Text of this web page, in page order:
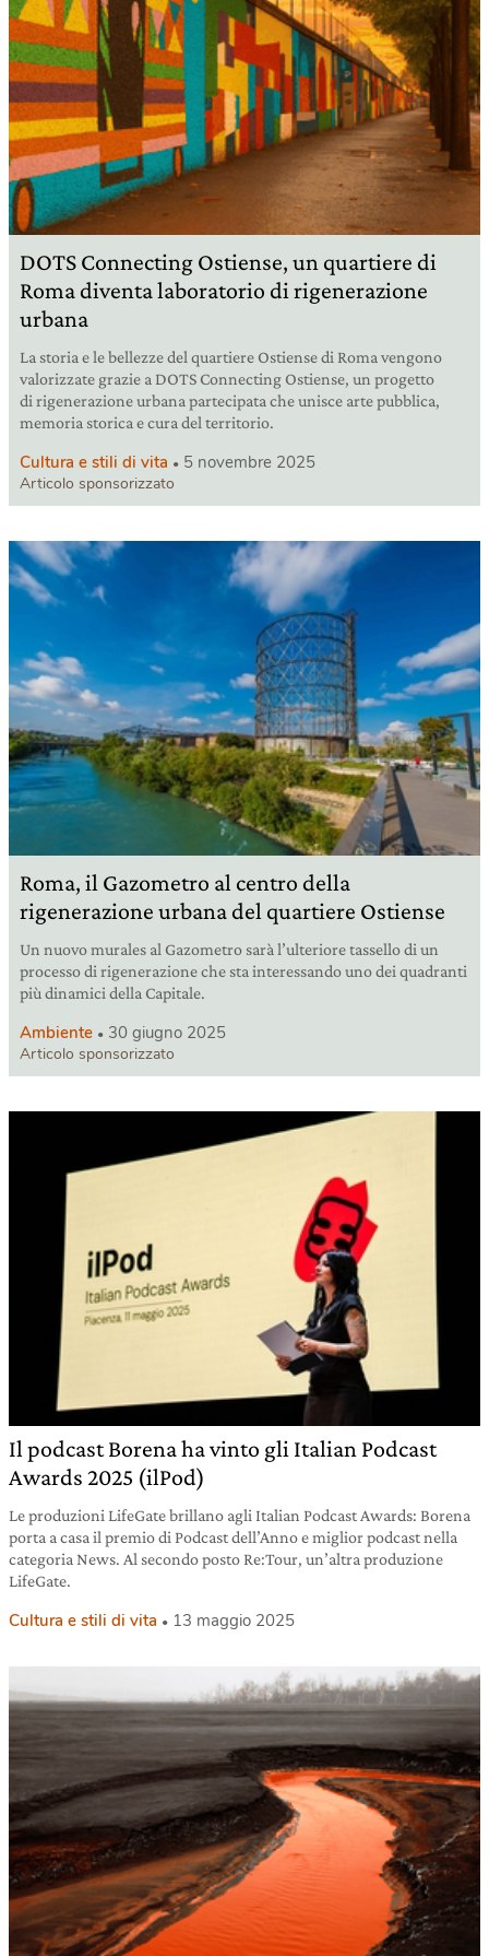
DOTS Connecting Ostiense, un quartiere di
Roma diventa laboratorio di rigenerazione
urbana
La storia e le bellezze del quartiere Ostiense di Roma vengono
valorizzate grazie a DOTS Connecting Ostiense, un progetto
di rigenerazione urbana partecipata che unisce arte pubblica,
memoria storica e cura del territorio.
Cultura e stili di vita 5 novembre 2025
Articolo sponsorizzato
Roma, il Gazometro al centro della
rigenerazione urbana del quartiere Ostiense
Un nuovo murales al Gazometro sarà l’ulteriore tassello di un
processo di rigenerazione che sta interessando uno dei quadranti
più dinamici della Capitale.
Ambiente 30 giugno 2025
Articolo sponsorizzato
Il podcast Borena ha vinto gli Italian Podcast
Awards 2025 (ilPod)
Le produzioni LifeGate brillano agli Italian Podcast Awards: Borena
porta a casa il premio di Podcast dell’Anno e miglior podcast nella
categoria News. Al secondo posto Re:Tour, un’altra produzione
LifeGate.
Cultura e stili di vita 13 maggio 2025